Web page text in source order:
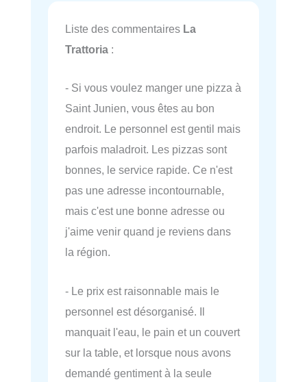
Liste des commentaires La
Trattoria :
- Si vous voulez manger une pizza à
Saint Junien, vous êtes au bon
endroit. Le personnel est gentil mais
parfois maladroit. Les pizzas sont
bonnes, le service rapide. Ce n'est
pas une adresse incontournable,
mais c'est une bonne adresse ou
j'aime venir quand je reviens dans
la région.
- Le prix est raisonnable mais le
personnel est désorganisé. Il
manquait l'eau, le pain et un couvert
sur la table, et lorsque nous avons
demandé gentiment à la seule